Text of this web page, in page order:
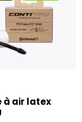
à air latex